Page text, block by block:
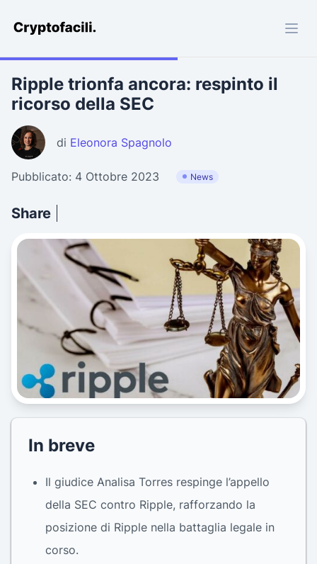
Cryptofacili.com
Ripple trionfa ancora: respinto il
ricorso della SEC
di Eleonora Spagnolo
Pubblicato: 4 Ottobre 2023 News
Share
In breve
Il giudice Analisa Torres respinge l’appello
della SEC contro Ripple, rafforzando la
posizione di Ripple nella battaglia legale in
corso.